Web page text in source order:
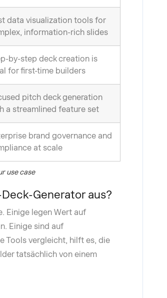
data visualization tools for
information-rich slides
by-step deck creation is
for first-time builders
pitch deck generation
a streamlined feature set
brand governance and
at scale
use case
Generator aus?
Einige legen Wert auf
Einige sind auf
Tools vergleicht, hilft es, die
tatsächlich von einem